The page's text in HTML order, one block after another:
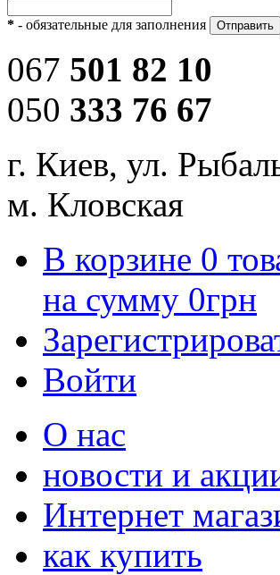
* - обязательные для заполнения
067 501 82 10
050 333 76 67
г. Киев, ул.
м. Кловская
В корзине 0
на сумму 0грн
Войти
О нас
новости и
Интернет
как купить